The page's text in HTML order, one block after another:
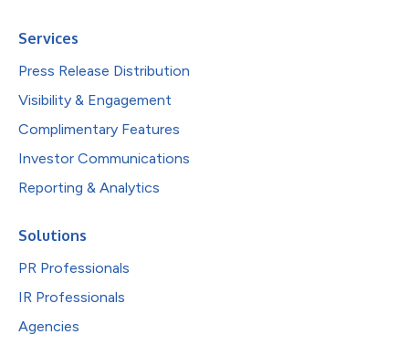
Services
Press Release Distribution
Visibility & Engagement
Complimentary Features
Investor Communications
Reporting & Analytics
Solutions
PR Professionals
IR Professionals
Agencies